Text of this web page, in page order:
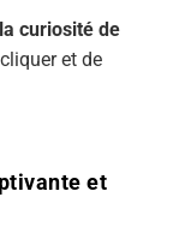
curiosité de
et de
et